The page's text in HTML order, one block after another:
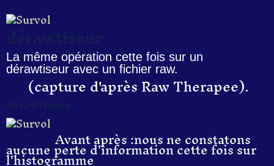
dérawtiseur
La même opération cette fois sur un
dérawtiseur avec un fichier raw.
(capture d'après Raw Therapee).
Avant après :nous ne constatons
aucune perte d'information cette fois sur
l'histogramme